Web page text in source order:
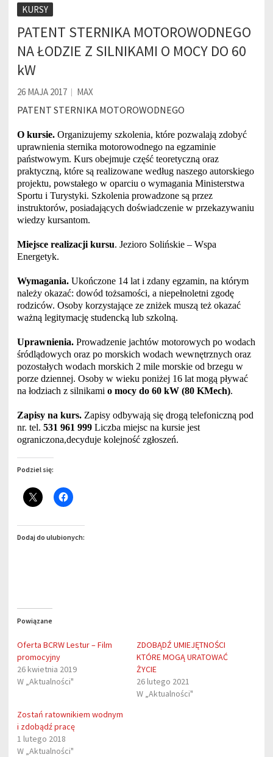
Wesołych Świąt!
Kurs Instruktora Sportu, specjalność: narciarstwo alpejskie – 21.01 – 5.02.2023 r.
Kurs Instruktora Sportu specjalność PŁYWANIE – 14-22 stycznia 2023 r.
Wesołych Świąt!
KURSY
PATENT STERNIKA MOTOROWODNEGO
NA ŁODZIE Z SILNIKAMI O MOCY DO 60
kW
26 MAJA 2017 MAX
PATENT STERNIKA MOTOROWODNEGO
O kursie. Organizujemy szkolenia, które pozwalają zdobyć
uprawnienia sternika motorowodnego na egzaminie
państwowym. Kurs obejmuje część teoretyczną oraz
praktyczną, które są realizowane według naszego autorskiego
projektu, powstałego w oparciu o wymagania Ministerstwa
Sportu i Turystyki. Szkolenia prowadzone są przez
instruktorów, posiadających doświadczenie w przekazywaniu
wiedzy kursantom.
Miejsce realizacji kursu. Jezioro Solińskie – Wspa
Energetyk.
Wymagania. Ukończone 14 lat i zdany egzamin, na którym
należy okazać: dowód tożsamości, a niepełnoletni zgodę
rodziców. Osoby korzystające ze zniżek muszą też okazać
ważną legitymację studencką lub szkolną.
Uprawnienia. Prowadzenie jachtów motorowych po wodach
śródlądowych oraz po morskich wodach wewnętrznych oraz
pozostałych wodach morskich 2 mile morskie od brzegu w
porze dziennej. Osoby w wieku poniżej 16 lat mogą pływać
na łodziach z silnikami o mocy do 60 kW (80 KMech).
Zapisy na kurs. Zapisy odbywają się drogą telefoniczną pod
nr. tel. 531 961 999 Liczba miejsc na kursie jest
ograniczona,decyduje kolejność zgłoszeń.
Podziel się:
Dodaj do ulubionych:
Powiązane
Oferta BCRW Lestur – Film
promocyjny
26 kwietnia 2019
W „Aktualności"
ZDOBĄDŹ UMIEJĘTNOŚCI
KTÓRE MOGĄ URATOWAĆ
ŻYCIE
26 lutego 2021
W „Aktualności"
Zostań ratownikiem wodnym
i zdobądź pracę
1 lutego 2018
W „Aktualności"